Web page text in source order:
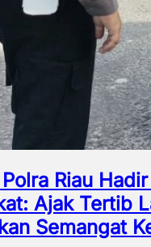
Riau
Ajak Tertib
Semangat